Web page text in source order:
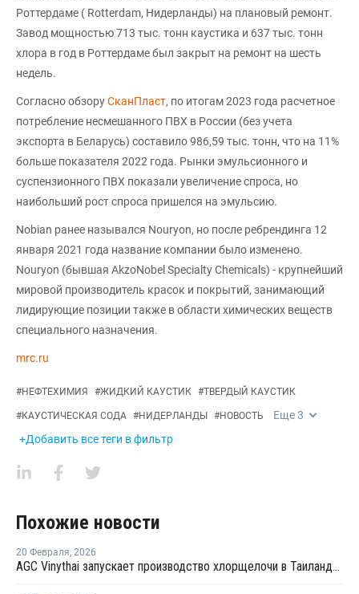
Роттердаме ( Rotterdam, Нидерланды) на плановый ремонт.
Завод мощностью 713 тыс. тонн каустика и 637 тыс. тонн
хлора в год в Роттердаме был закрыт на ремонт на шесть
недель.
Согласно обзоруСканПласт, по итогам 2023 года расчетное
потребление несмешанного ПВХ в России (без учета
экспорта в Беларусь) составило 986,59 тыс. тонн, что на 11%
больше показателя 2022 года. Рынки эмульсионного и
суспензионного ПВХ показали увеличение спроса, но
наибольший рост спроса пришелся на эмульсию.
Nobian ранее назывался Nouryon, но после ребрендинга 12
января 2021 года название компании было изменено.
Nouryon (бывшая AkzoNobel Specialty Chemicals) - крупнейший
мировой производитель красок и покрытий, занимающий
лидирующие позиции также в области химических веществ
специального назначения.
mrc.ru
#НЕФТЕХИМИЯ #ЖИДКИЙ КАУСТИК #ТВЕРДЫЙ КАУСТИК
#КАУСТИЧЕСКАЯ СОДА #НИДЕРЛАНДЫ #НОВОСТЬ Еще3
+Добавить все теги в фильтр
Похожие новости
20 Февраля, 2026
AGC Vinythai запускает производство хлорщелочи в Таиланде с использованием технологии Thyssenkrupp Nucera